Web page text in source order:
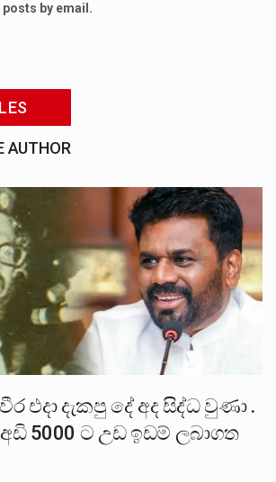
posts by email.
AUTHOR
එදා දැකපු දේ අද සිද්ධ වුණා .
5000 ට උඩ ඉඩම් ලබාගත